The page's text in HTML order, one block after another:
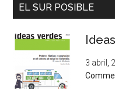
EL SUR POSIBLE
3 abril,